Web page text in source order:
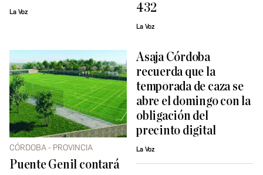
La Voz
432
La Voz
CÓRDOBA - PROVINCIA
Puente Genil contará
Asaja Córdoba
recuerda que la
temporada de caza se
abre el domingo con la
obligación del
precinto digital
La Voz